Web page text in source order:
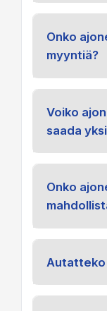
Onko
myyntiä?
Voiko
saada
Onko
Autatteko